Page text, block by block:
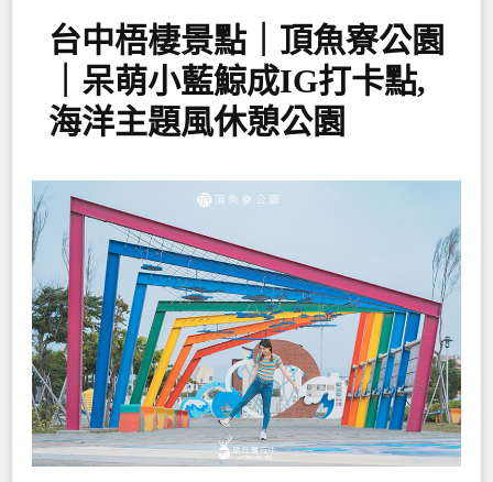
台中梧棲景點｜頂魚寮公園
｜呆萌小藍鯨成IG打卡點,
海洋主題風休憩公園